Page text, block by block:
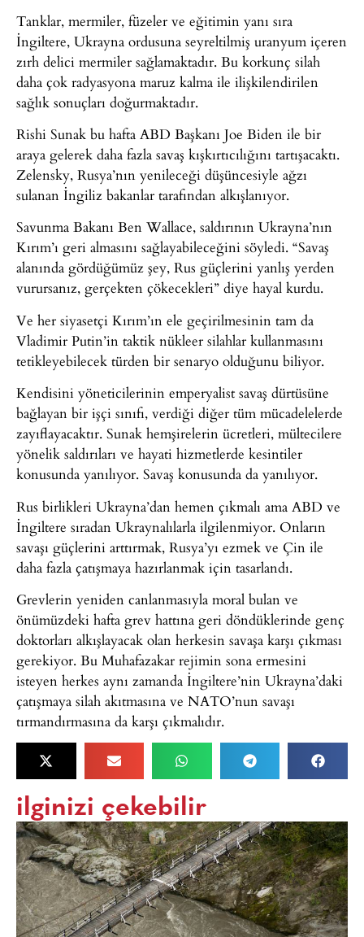
Tanklar, mermiler, füzeler ve eğitimin yanı sıra
İngiltere, Ukrayna ordusuna seyreltilmiş uranyum içeren
zırh delici mermiler sağlamaktadır. Bu korkunç silah
daha çok radyasyona maruz kalma ile ilişkilendirilen
sağlık sonuçları doğurmaktadır.
Rishi Sunak bu hafta ABD Başkanı Joe Biden ile bir
araya gelerek daha fazla savaş kışkırtıcılığını tartışacaktı.
Zelensky, Rusya’nın yenileceği düşüncesiyle ağzı
sulanan İngiliz bakanlar tarafından alkışlanıyor.
Savunma Bakanı Ben Wallace, saldırının Ukrayna’nın
Kırım’ı geri almasını sağlayabileceğini söyledi. “Savaş
alanında gördüğümüz şey, Rus güçlerini yanlış yerden
vurursanız, gerçekten çökecekleri” diye hayal kurdu.
Ve her siyasetçi Kırım’ın ele geçirilmesinin tam da
Vladimir Putin’in taktik nükleer silahlar kullanmasını
tetikleyebilecek türden bir senaryo olduğunu biliyor.
Kendisini yöneticilerinin emperyalist savaş dürtüsüne
bağlayan bir işçi sınıfı, verdiği diğer tüm mücadelelerde
zayıflayacaktır. Sunak hemşirelerin ücretleri, mültecilere
yönelik saldırıları ve hayati hizmetlerde kesintiler
konusunda yanılıyor. Savaş konusunda da yanılıyor.
Rus birlikleri Ukrayna’dan hemen çıkmalı ama ABD ve
İngiltere sıradan Ukraynalılarla ilgilenmiyor. Onların
savaşı güçlerini arttırmak, Rusya’yı ezmek ve Çin ile
daha fazla çatışmaya hazırlanmak için tasarlandı.
Grevlerin yeniden canlanmasıyla moral bulan ve
önümüzdeki hafta grev hattına geri döndüklerinde genç
doktorları alkışlayacak olan herkesin savaşa karşı çıkması
gerekiyor. Bu Muhafazakar rejimin sona ermesini
isteyen herkes aynı zamanda İngiltere’nin Ukrayna’daki
çatışmaya silah akıtmasına ve NATO’nun savaşı
tırmandırmasına da karşı çıkmalıdır.
ilginizi çekebilir